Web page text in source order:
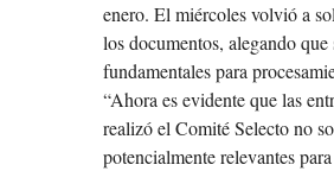
enero. El miércoles volvió a
los documentos, alegando que
fundamentales para
“Ahora es evidente que las
realizó el Comité Selecto no
potencialmente relevantes